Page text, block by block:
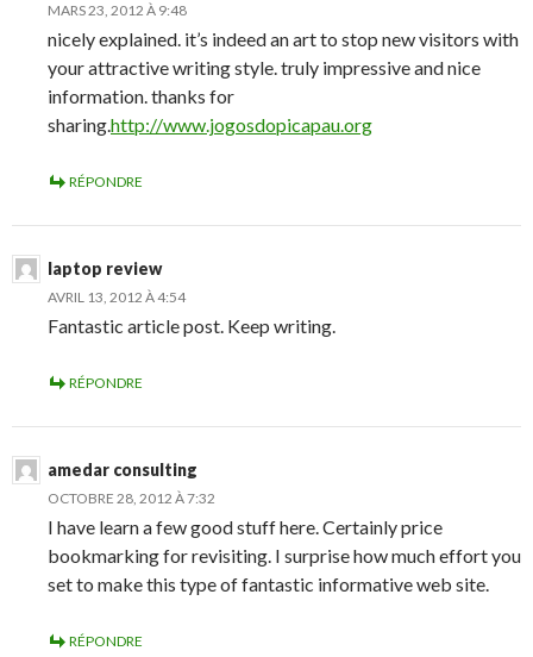
MARS 23, 2012 À 9:48
nicely explained. it’s indeed an art to stop new visitors with
your attractive writing style. truly impressive and nice
information. thanks for
sharing.http://www.jogosdopicapau.org
RÉPONDRE
laptop review
AVRIL 13, 2012 À 4:54
Fantastic article post. Keep writing.
RÉPONDRE
amedar consulting
OCTOBRE 28, 2012 À 7:32
I have learn a few good stuff here. Certainly price
bookmarking for revisiting. I surprise how much effort you
set to make this type of fantastic informative web site.
RÉPONDRE